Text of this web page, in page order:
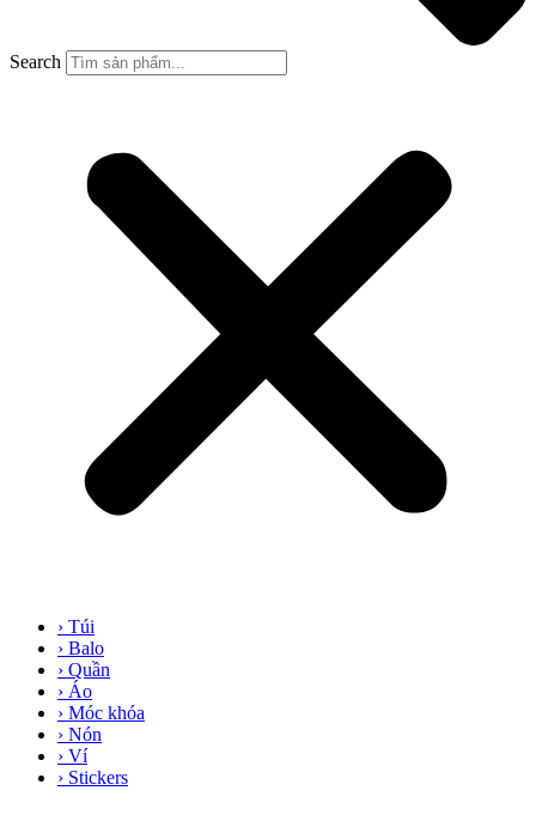
Search
› Túi
› Balo
› Quần
› Áo
› Móc khóa
› Nón
› Ví
› Stickers